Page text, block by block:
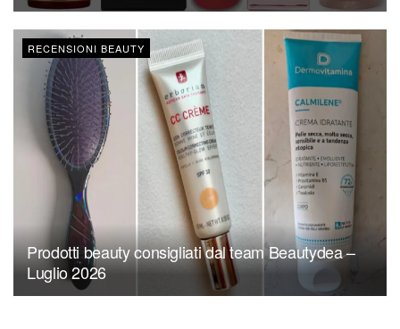
RECENSIONI BEAUTY
Prodotti beauty consigliati dal team Beautydea –
Luglio 2026